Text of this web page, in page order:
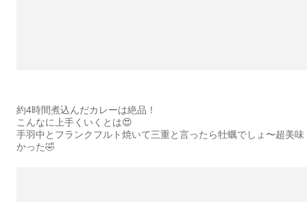
約4時間煮込んだカレーは絶品！
こんなに上手くいくとは😍
手羽中とフランクフルト焼いて三重と言ったら牡蠣でしょ〜超美味
かった🤣